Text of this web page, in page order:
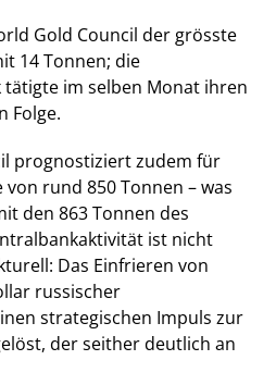
Gold Council der grösste
14 Tonnen; die
tätigte im selben Monat ihren
Folge.
prognostiziert zudem für
rund 850 Tonnen – was
den 863 Tonnen des
ist nicht
Das Einfrieren von
russischer
strategischen Impuls zur
der seither deutlich an